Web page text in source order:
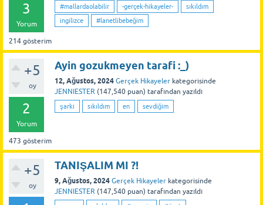
3
Yorum
214 gösterim
#mallardaolabilir -gerçek-hikayeler-
sıkıldım
ingilizce
#lanetlibebeğim
+5
oy
2
Yorum
473 gösterim
Ayin gozukmeyen tarafi :_)
12, Ağustos, 2024 Gerçek Hikayeler kategorisinde
JENNIESTER (147,540 puan) tarafından yazıldı
şarki sıkıldım en sevdiğim
+5
oy
TANIŞALIM MI ?!
9, Ağustos, 2024 Gerçek Hikayeler kategorisinde
JENNIESTER (147,540 puan) tarafından yazıldı